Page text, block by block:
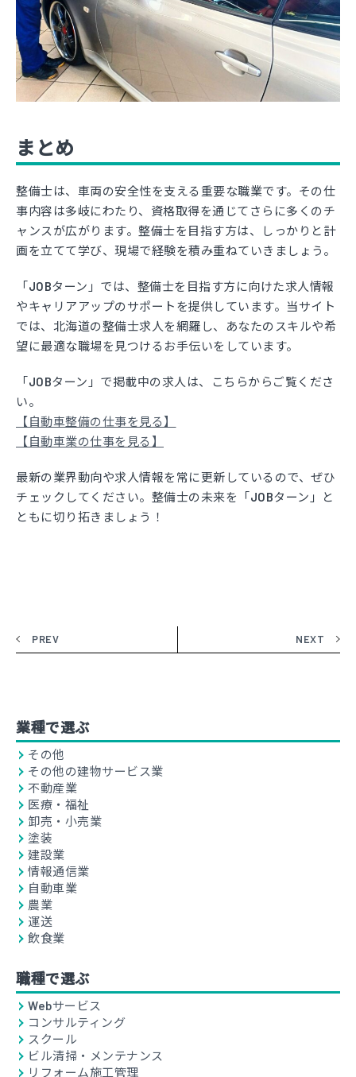
まとめ
整備士は、車両の安全性を支える重要な職業です。その仕
事内容は多岐にわたり、資格取得を通じてさらに多くのチ
ャンスが広がります。整備士を目指す方は、しっかりと計
画を立てて学び、現場で経験を積み重ねていきましょう。
「JOBターン」では、整備士を目指す方に向けた求人情報
やキャリアアップのサポートを提供しています。当サイト
では、北海道の整備士求人を網羅し、あなたのスキルや希
望に最適な職場を見つけるお手伝いをしています。
「JOBターン」で掲載中の求人は、こちらからご覧くださ
い。
【自動車整備の仕事を見る】
【自動車業の仕事を見る】
最新の業界動向や求人情報を常に更新しているので、ぜひ
チェックしてください。整備士の未来を「JOBターン」と
ともに切り拓きましょう！
PREV NEXT
業種で選ぶ
その他
その他の建物サービス業
不動産業
医療・福祉
卸売・小売業
塗装
建設業
情報通信業
自動車業
農業
運送
飲食業
職種で選ぶ
Webサービス
コンサルティング
スクール
ビル清掃・メンテナンス
リフォーム施工管理